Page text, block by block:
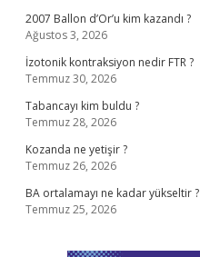
2007 Ballon d’Or’u kim kazandı ?
Ağustos 3, 2026
İzotonik kontraksiyon nedir FTR ?
Temmuz 30, 2026
Tabancayı kim buldu ?
Temmuz 28, 2026
Kozanda ne yetişir ?
Temmuz 26, 2026
BA ortalamayı ne kadar yükseltir ?
Temmuz 25, 2026